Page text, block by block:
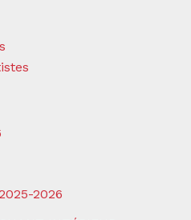
2026